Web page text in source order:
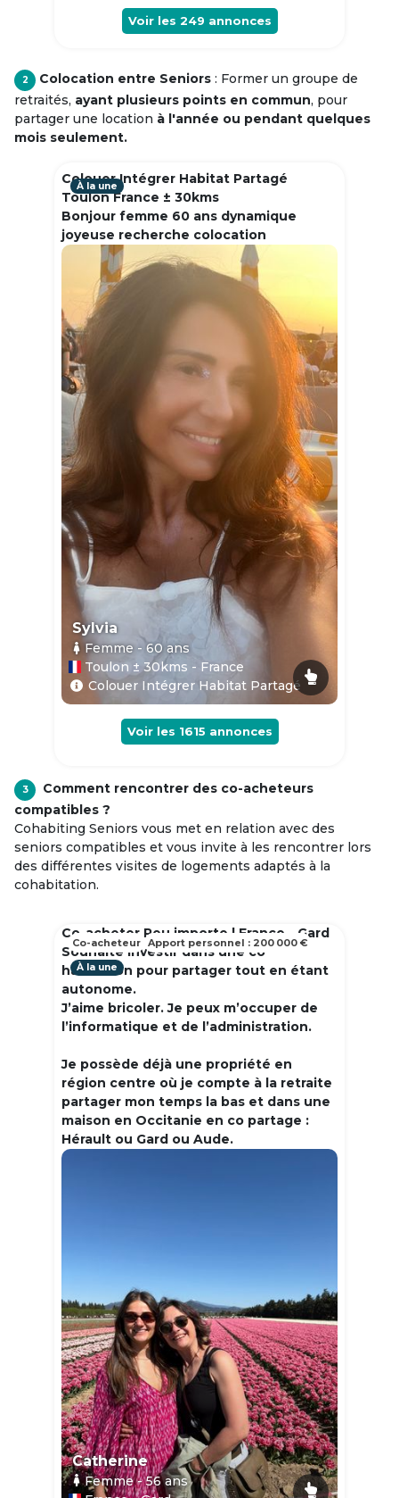
Voir les 249 annonces
2 Colocation entre Seniors : Former un groupe de
retraités, ayant plusieurs points en commun, pour
partager une location à l'année ou pendant quelques
mois seulement.
Colouer Intégrer Habitat Partagé
Toulon France ± 30kms
Bonjour femme 60 ans dynamique
joyeuse recherche colocation
À la une
Sylvia
Femme - 60ans
Toulon ± 30kms - France
Colouer Intégrer Habitat Partagé
Voir les 1615 annonces
3
Comment rencontrer des co-acheteurs
compatibles ?
Cohabiting Seniors vous met en relation avec des
seniors compatibles et vous invite à les rencontrer lors
des différentes visites de logements adaptés à la
cohabitation.
Co-acheter Peu importe | France - Gard
Souhaite investir dans une co
habitation pour partager tout en étant
autonome.
J’aime bricoler. Je peux m’occuper de
l’informatique et de l’administration.
Je possède déjà une propriété en
région centre où je compte à la retraite
partager mon temps la bas et dans une
maison en Occitanie en co partage :
Hérault ou Gard ou Aude.
À la une
Catherine
Femme- 56ans
Co-acheteur Apport personnel : 200 000 €